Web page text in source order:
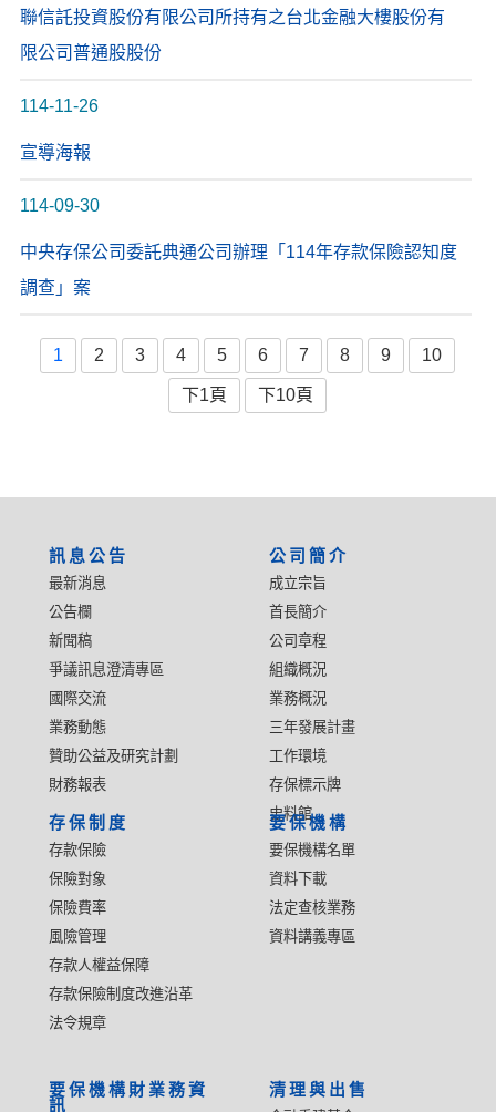
聯信託投資股份有限公司所持有之台北金融大樓股份有
限公司普通股股份
114-11-26
宣導海報
114-09-30
中央存保公司委託典通公司辦理「114年存款保險認知度
調查」案
1 2 3 4 5 6 7 8 9 10
下1頁 下10頁
訊息公告
最新消息
公告欄
新聞稿
爭議訊息澄清專區
國際交流
業務動態
贊助公益及研究計劃
財務報表
公司簡介
成立宗旨
首長簡介
公司章程
組織概況
業務概況
三年發展計畫
工作環境
存保標示牌
史料館
存保制度
存款保險
保險對象
保險費率
風險管理
存款人權益保障
存款保險制度改進沿革
法令規章
要保機構
要保機構名單
資料下載
法定查核業務
資料講義專區
要保機構財業務資
訊
清理與出售